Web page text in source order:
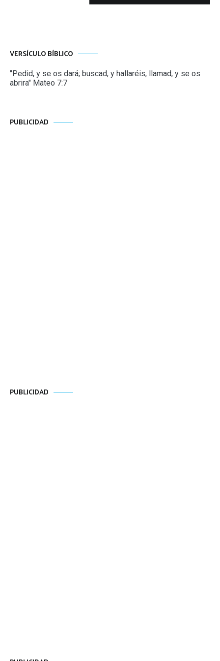
VERSÍCULO BÍBLICO
"Pedid, y se os dará; buscad, y hallaréis, llamad, y se os
abrira" Mateo 7:7
PUBLICIDAD
PUBLICIDAD